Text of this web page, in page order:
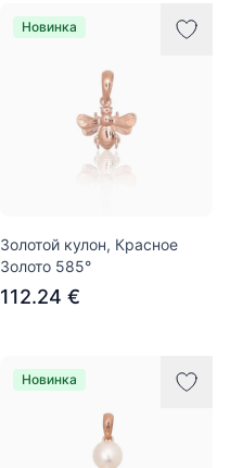
Новинка
Золотой кулон, Красное
Золото 585°
112.24 €
Новинка